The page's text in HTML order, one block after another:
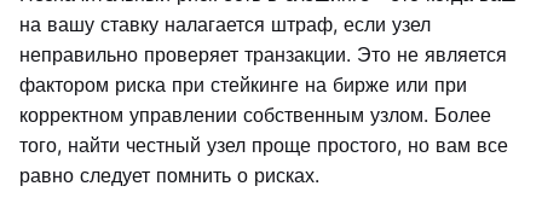
на вашу ставку налагается штраф, если узел
неправильно проверяет транзакции. Это не является
фактором риска при стейкинге на бирже или при
корректном управлении собственным узлом. Более
того, найти честный узел проще простого, но вам все
равно следует помнить о рисках.